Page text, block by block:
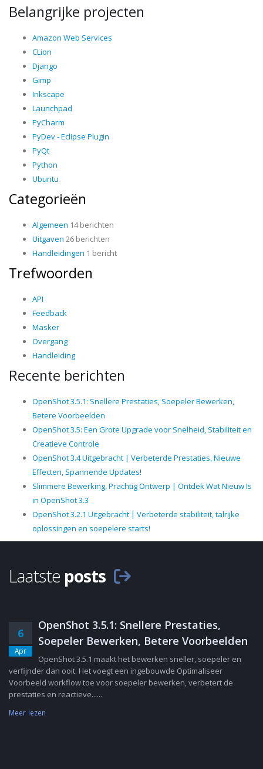
Belangrijke projecten
Amazon Web Services
CLion
Django
Gimp
Inkscape
Launchpad
PyCharm
PyDev - Eclipse Plugin
PyQt
Python
Ubuntu
Categorieën
Algemeen 14 berichten
Uitgaven 26 berichten
Handleidingen 1 bericht
Trefwoorden
API
Feedback
Masker
Overgang
Handleiding
Recente berichten
OpenShot 3.5.1: Snellere Prestaties, Soepeler Bewerken,
Betere Voorbeelden
OpenShot 3.5: Een Grote Upgrade voor Snelheid, Stabiliteit en
Creatieve Controle
OpenShot 3.4 Uitgebracht | Verbeterde Prestaties, Nieuwe
Effecten, Spannende Updates!
Slimmere Bewerking, Prachtig Ontwerp | Ontdek Wat Nieuw Is
in OpenShot 3.3
OpenShot 3.2.1 Uitgebracht | Verbeterde stabiliteit, talrijke
oplossingen en soepelere starts!
Laatste posts
6
Apr
OpenShot 3.5.1: Snellere Prestaties,
Soepeler Bewerken, Betere Voorbeelden
OpenShot 3.5.1 maakt het bewerken sneller, soepeler en
verfijnder dan ooit. Het voegt een ingebouwde Optimaliseer
Voorbeeld workflow toe voor soepeler bewerken, verbetert de
prestaties en reactieve......
Meer lezen